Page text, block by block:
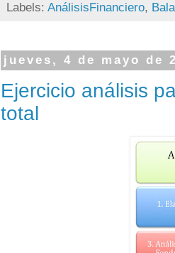
Labels: AnálisisFinanciero,
jueves, 4 de mayo de
Ejercicio análisis
total